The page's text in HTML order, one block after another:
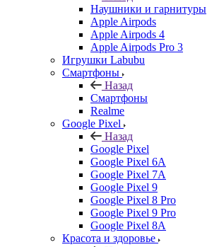
Наушники и гарнитуры
Apple Airpods
Apple Airpods 4
Apple Airpods Pro 3
Игрушки Labubu
Смартфоны
Назад
Смартфоны
Realme
Google Pixel
Назад
Google Pixel
Google Pixel 6A
Google Pixel 7А
Google Pixel 9
Google Pixel 8 Pro
Google Pixel 9 Pro
Google Pixel 8A
Красота и здоровье